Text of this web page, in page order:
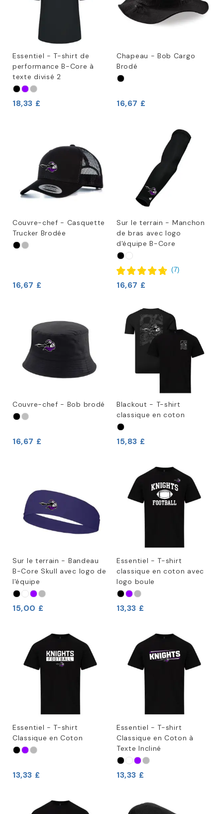
Essentiel - T-shirt de
performance B-Core à
texte divisé 2
18,33 £
Chapeau - Bob Cargo
Brodé
16,67 £
Couvre-chef - Casquette
Trucker Brodée
16,67 £
Sur le terrain - Manchon
de bras avec logo
d'équipe B-Core
(7)
16,67 £
Couvre-chef - Bob brodé
16,67 £
Blackout - T-shirt
classique en coton
15,83 £
Sur le terrain - Bandeau
B-Core Skull avec logo de
l'équipe
15,00 £
Essentiel - T-shirt
classique en coton avec
logo boule
13,33 £
Essentiel - T-shirt
Classique en Coton
13,33 £
Essentiel - T-shirt
Classique en Coton à
Texte Incliné
13,33 £